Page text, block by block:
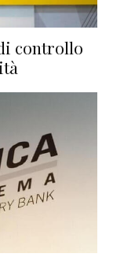
controllo